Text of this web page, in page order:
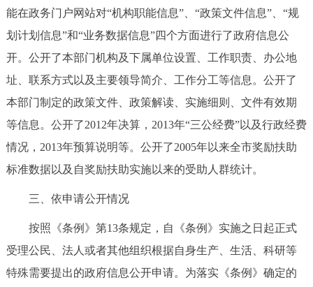
能在政务门户网站对“机构职能信息”、“政策文件信息”、“规
划计划信息”和“业务数据信息”四个方面进行了政府信息公
开。公开了本部门机构及下属单位设置、工作职责、办公地
址、联系方式以及主要领导简介、工作分工等信息。公开了
本部门制定的政策文件、政策解读、实施细则、文件有效期
等信息。公开了2012年决算，2013年“三公经费”以及行政经费
情况，2013年预算说明等。公开了2005年以来全市奖励扶助
标准数据以及自奖励扶助实施以来的受助人群统计。
三、依申请公开情况
按照《条例》第13条规定，自《条例》实施之日起正式
受理公民、法人或者其他组织根据自身生产、生活、科研等
特殊需要提出的政府信息公开申请。为落实《条例》确定的